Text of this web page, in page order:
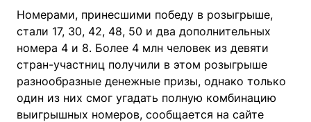
Номерами, принесшими победу в розыгрыше,
стали 17, 30, 42, 48, 50 и два дополнительных
номера 4 и 8. Более 4 млн человек из девяти
стран-участниц получили в этом розыгрыше
разнообразные денежные призы, однако только
один из них смог угадать полную комбинацию
выигрышных номеров, сообщается на сайте